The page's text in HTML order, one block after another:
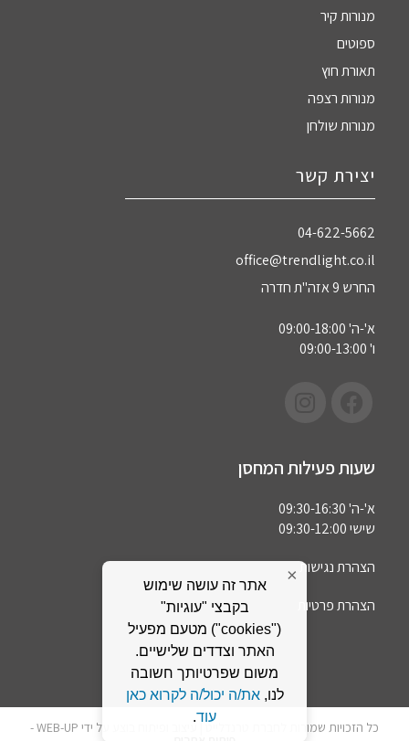
מנורות קיר
ספוטים
תאורת חוץ
מנורות רצפה
מנורות שולחן
יצירת קשר
04-622-5662‏
office@trendlight.co.il
החרש 9 אזה"ת חדרה
א'-ה' 09:00-18:00
ו' 09:00-13:00
שעות פעילות המחסן
א'-ה' 09:30-16:30
שישי 09:30-12:00
הצהרת נגישות
הצהרת פרטיות
כל הזכויות שמורות לחברת טרנדלייט | עיצוב ופיתוח בוצע על ידי WEB-UP -
×
אתר זה עושה שימוש
בקבצי "עוגיות"
("cookies") מטעם מפעיל
האתר וצדדים שלישיים.
משום שפרטיותך חשובה
לנו,את/ה יכול/ה לקרוא כאן
עוד.